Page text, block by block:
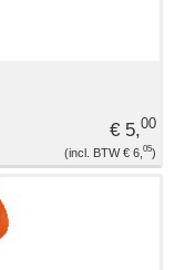
€ 5,00
€ 6, 05